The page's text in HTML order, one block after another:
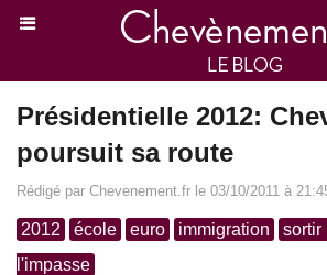
Présidentielle 2012:
poursuit sa route
Rédigé par Chevenement.fr le 03/10/2011 à
2012 école euro immigration
sortir
l'impasse